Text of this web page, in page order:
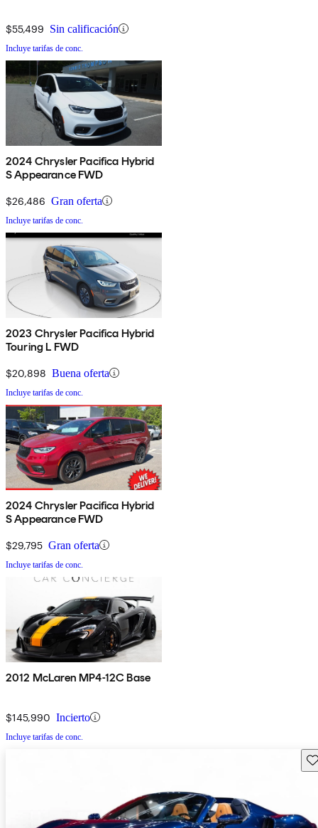
$55,499 Sin calificación
Incluye tarifas de conc.
2024 Chrysler Pacifica Hybrid
S Appearance FWD
$26,486 Gran oferta
Incluye tarifas de conc.
2023 Chrysler Pacifica Hybrid
Touring L FWD
$20,898 Buena oferta
Incluye tarifas de conc.
2024 Chrysler Pacifica Hybrid
S Appearance FWD
$29,795 Gran oferta
Incluye tarifas de conc.
2012 McLaren MP4-12C Base
$145,990 Incierto
Incluye tarifas de conc.